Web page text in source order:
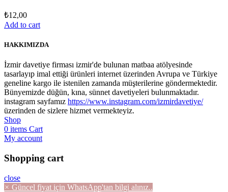
₺12,00
Add to cart
HAKKIMIZDA
İzmir davetiye firması izmir'de bulunan matbaa atölyesinde
tasarlayıp imal ettiği ürünleri internet üzerinden Avrupa ve Türkiye
geneline kargo ile istenilen zamanda müşterilerine göndermektedir.
Bünyemizde düğün, kına, sünnet davetiyeleri bulunmaktadır.
instagram sayfamız https://www.instagram.com/izmirdavetiye/
üzerinden de sizlere hizmet vermekteyiz.
Shop
0 items Cart
My account
Shopping cart
close
× Güncel fiyat için WhatsApp'tan bilgi alınız..